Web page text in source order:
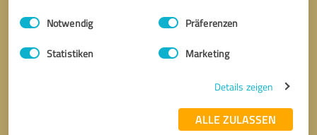
Impressum Datenschutzbestimmungen
Einwilligungsauswahl
Notwendig Präferenzen
Statistiken Marketing
Details zeigen
ALLE ZULASSEN
* Erforderliche Angaben